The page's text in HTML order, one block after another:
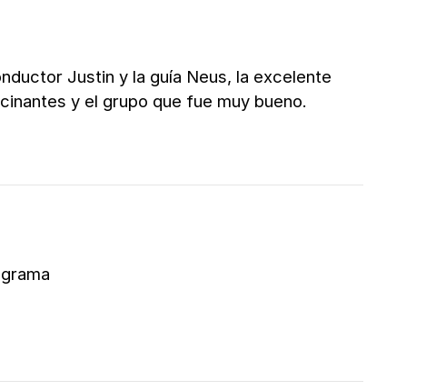
Justin y la guía Neus, la excelente
y el grupo que fue muy bueno.